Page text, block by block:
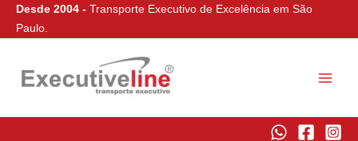
para
Desde 2004 - Transporte Executivo de Excelência em São
Paulo.